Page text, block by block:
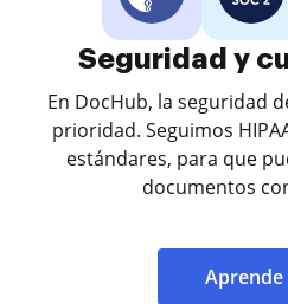
Seguridad y
En DocHub, la seguridad
prioridad. Seguimos
estándares, para que
documentos
Aprende